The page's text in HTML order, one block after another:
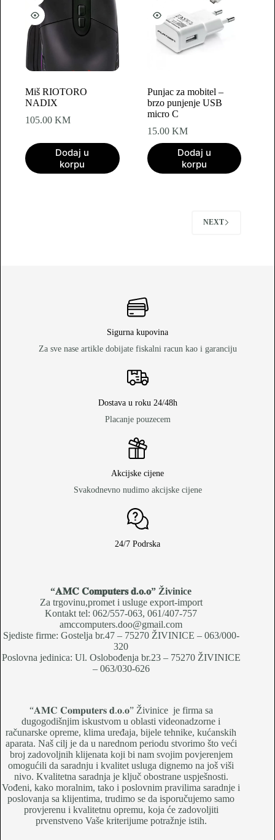
Miš RIOTORO
NADIX
105.00 KM
Dodaj u
korpu
Punjac za mobitel –
brzo punjenje USB
micro C
15.00 KM
Dodaj u
korpu
NEXT
Sigurna kupovina
Za sve nase artikle dobijate fiskalni racun kao i garanciju
Dostava u roku 24/48h
Placanje pouzecem
Akcijske cijene
Svakodnevno nudimo akcijske cijene
24/7 Podrska
“𝐀𝐌𝐂 𝐂𝐨𝐦𝐩𝐮𝐭𝐞𝐫𝐬 𝐝.𝐨.𝐨” Živinice
Za trgovinu,promet i usluge export-import
Kontakt tel: 062/557-063, 061/407-757
amccomputers.doo@gmail.com
Sjediste firme: Gostelja br.47 – 75270 ŽIVINICE – 063/000-
320
Poslovna jedinica: Ul. Oslobođenja br.23 – 75270 ŽIVINICE
– 063/030-626
“𝐀𝐌𝐂 𝐂𝐨𝐦𝐩𝐮𝐭𝐞𝐫𝐬 𝐝.𝐨.𝐨” Živinice je firma sa
dugogodišnjim iskustvom u oblasti videonadzorne i
računarske opreme, klima uređaja, bijele tehnike, kućanskih
aparata. Naš cilj je da u narednom periodu stvorimo što veći
broj zadovoljnih klijenata koji bi nam svojim povjerenjem
omogućili da saradnju i kvalitet usluga dignemo na još viši
nivo. Kvalitetna saradnja je ključ obostrane uspješnosti.
Vođeni, kako moralnim, tako i poslovnim pravilima saradnje i
poslovanja sa klijentima, trudimo se da isporučujemo samo
provjerenu i kvalitetnu opremu, koja će zadovoljiti
prvenstveno Vaše kriterijume potražnje istih.